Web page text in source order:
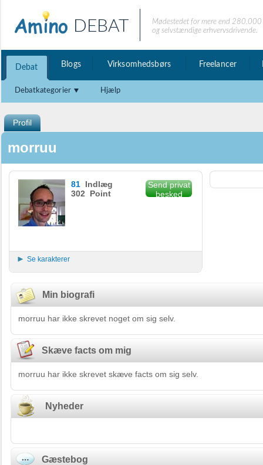
DEBAT
Mødestedet for mere end
og selvstændige erhvervsdrivende.
Debat Blogs Virksomhedsbørs Freelancer
Debatkategorier Hjælp
Profil
morruu
81 Indlæg
302 Point
Send privat
besked
Se karakterer
Min biografi
morruu har ikke skrevet noget om sig selv.
Skæve facts om mig
morruu har ikke skrevet skæve facts om sig selv.
Nyheder
Gæstebog